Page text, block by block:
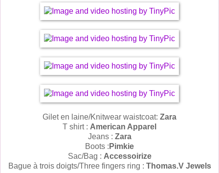
Gilet en laine/Knitwear waistcoat: Zara
T shirt : American Apparel
Jeans : Zara
Boots : Pimkie
Sac/Bag : Accessoirize
Bague à trois doigts/Three fingers ring : Thomas.V Jewels